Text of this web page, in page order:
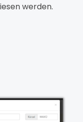
werden.